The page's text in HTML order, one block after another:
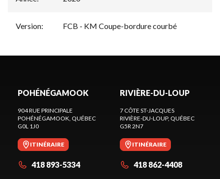
Version: FCB - KM Coupe-bordure courbé
POHÉNÉGAMOOK
904 RUE PRINCIPALE
POHÉNÉGAMOOK, QUÉBEC
G0L 1J0
ITINÉRAIRE
418 893-5334
RIVIÈRE-DU-LOUP
7 CÔTE ST-JACQUES
RIVIÈRE-DU-LOUP, QUÉBEC
G5R 2N7
ITINÉRAIRE
418 862-4408